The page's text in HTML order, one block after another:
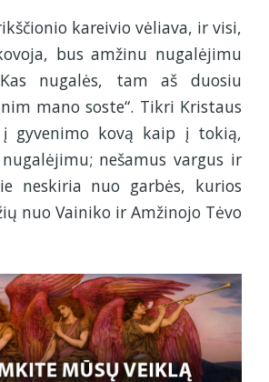
kareivio vėliava, ir visi,
bus amžinu nugalėjimu
nugalės, tam aš duosiu
mano soste“. Tikri Kristaus
gyvenimo kovą kaip į tokią,
nešamus vargus ir
neskiria nuo garbės, kurios
nuo Vainiko ir Amžinojo Tėvo